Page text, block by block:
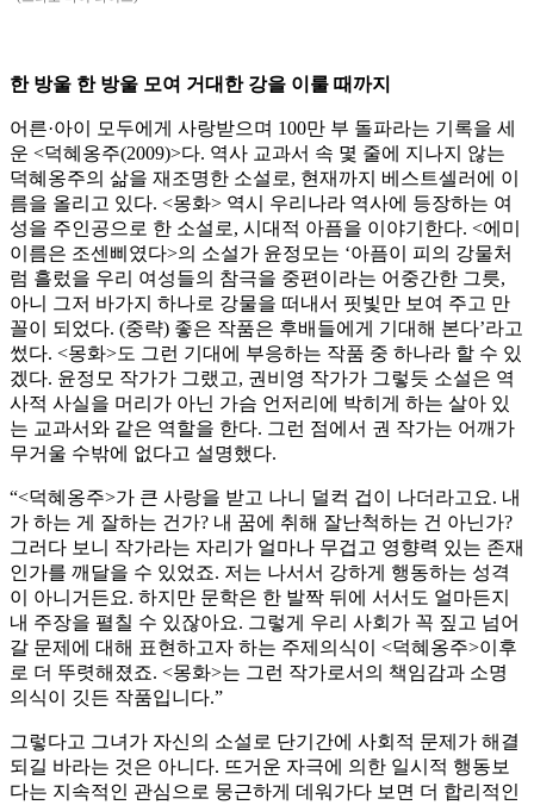
한 방울 한 방울 모여 거대한 강을 이룰 때까지
어른·아이 모두에게 사랑받으며 100만 부 돌파라는 기록을 세
운 <덕혜옹주(2009)>다. 역사 교과서 속 몇 줄에 지나지 않는
덕혜옹주의 삶을 재조명한 소설로, 현재까지 베스트셀러에 이
름을 올리고 있다. <몽화> 역시 우리나라 역사에 등장하는 여
성을 주인공으로 한 소설로, 시대적 아픔을 이야기한다. <에미
이름은 조센삐였다>의 소설가 윤정모는 ‘아픔이 피의 강물처
럼 흘렀을 우리 여성들의 참극을 중편이라는 어중간한 그릇,
아니 그저 바가지 하나로 강물을 떠내서 핏빛만 보여 주고 만
꼴이 되었다. (중략) 좋은 작품은 후배들에게 기대해 본다’라고
썼다. <몽화>도 그런 기대에 부응하는 작품 중 하나라 할 수 있
겠다. 윤정모 작가가 그랬고, 권비영 작가가 그렇듯 소설은 역
사적 사실을 머리가 아닌 가슴 언저리에 박히게 하는 살아 있
는 교과서와 같은 역할을 한다. 그런 점에서 권 작가는 어깨가
무거울 수밖에 없다고 설명했다.
“<덕혜옹주>가 큰 사랑을 받고 나니 덜컥 겁이 나더라고요. 내
가 하는 게 잘하는 건가? 내 꿈에 취해 잘난척하는 건 아닌가?
그러다 보니 작가라는 자리가 얼마나 무겁고 영향력 있는 존재
인가를 깨달을 수 있었죠. 저는 나서서 강하게 행동하는 성격
이 아니거든요. 하지만 문학은 한 발짝 뒤에 서서도 얼마든지
내 주장을 펼칠 수 있잖아요. 그렇게 우리 사회가 꼭 짚고 넘어
갈 문제에 대해 표현하고자 하는 주제의식이 <덕혜옹주>이후
로 더 뚜렷해졌죠. <몽화>는 그런 작가로서의 책임감과 소명
의식이 깃든 작품입니다.”
그렇다고 그녀가 자신의 소설로 단기간에 사회적 문제가 해결
되길 바라는 것은 아니다. 뜨거운 자극에 의한 일시적 행동보
다는 지속적인 관심으로 뭉근하게 데워가다 보면 더 합리적인